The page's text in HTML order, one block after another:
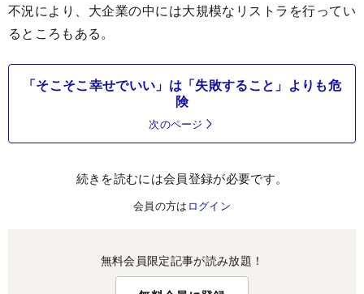
不況により、大企業の中には大規模なリストラを行ってい
るところもある。
「そこそこ幸せでいい」は「失敗すること」よりも危
険
次のページ
続きを読むには会員登録が必要です。
会員の方は ログイン
無料会員限定記事が読み放題！